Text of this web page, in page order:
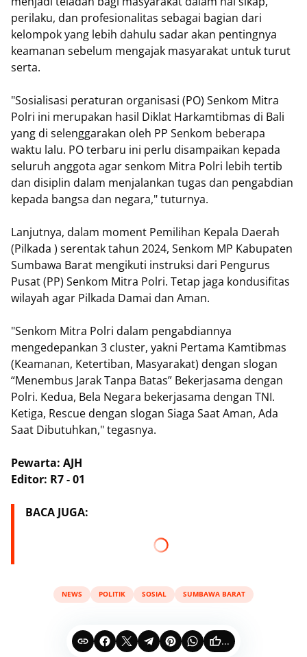
perilaku, dan profesionalitas sebagai bagian dari
kelompok yang lebih dahulu sadar akan pentingnya
keamanan sebelum mengajak masyarakat untuk turut
serta.
"Sosialisasi peraturan organisasi (PO) Senkom Mitra
Polri ini merupakan hasil Diklat Harkamtibmas di Bali
yang di selenggarakan oleh PP Senkom beberapa
waktu lalu. PO terbaru ini perlu disampaikan kepada
seluruh anggota agar senkom Mitra Polri lebih tertib
dan disiplin dalam menjalankan tugas dan pengabdian
kepada bangsa dan negara," tuturnya.
Lanjutnya, dalam moment Pemilihan Kepala Daerah
(Pilkada ) serentak tahun 2024, Senkom MP Kabupaten
Sumbawa Barat mengikuti instruksi dari Pengurus
Pusat (PP) Senkom Mitra Polri. Tetap jaga kondusifitas
wilayah agar Pilkada Damai dan Aman.
"Senkom Mitra Polri dalam pengabdiannya
mengedepankan 3 cluster, yakni Pertama Kamtibmas
(Keamanan, Ketertiban, Masyarakat) dengan slogan
“Menembus Jarak Tanpa Batas” Bekerjasama dengan
Polri. Kedua, Bela Negara bekerjasama dengan TNI.
Ketiga, Rescue dengan slogan Siaga Saat Aman, Ada
Saat Dibutuhkan," tegasnya.
Pewarta: AJH
Editor: R7 - 01
BACA JUGA:
NEWS POLITIK SOSIAL SUMBAWA BARAT
...